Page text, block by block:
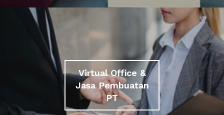
Virtual Office &
Jasa Pembuatan
PT